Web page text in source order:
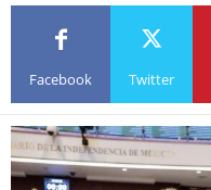
Facebook Twitter